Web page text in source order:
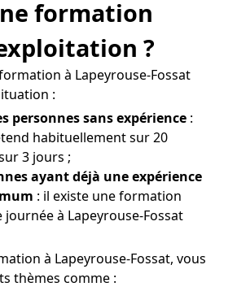
formation
?
à Lapeyrouse-Fossat
:
personnes sans expérience :
habituellement sur 20
3 jours ;
ayant déjà une expérience
: il existe une formation
à Lapeyrouse-Fossat
à Lapeyrouse-Fossat, vous
thèmes comme :